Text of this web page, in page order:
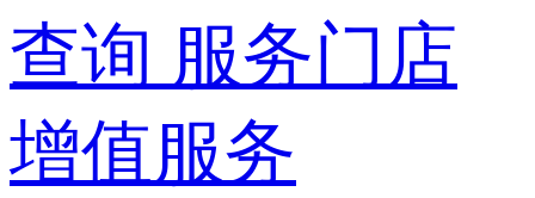
查询 服务门店
增值服务